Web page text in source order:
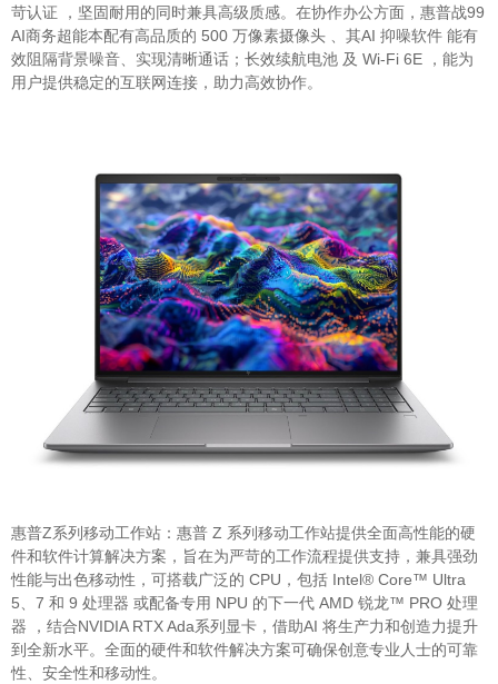
苛认证 ，坚固耐用的同时兼具高级质感。在协作办公方面，惠普战99
AI商务超能本配有高品质的 500 万像素摄像头 、其AI 抑噪软件 能有
效阻隔背景噪音、实现清晰通话；长效续航电池 及 Wi-Fi 6E ，能为
用户提供稳定的互联网连接，助力高效协作。
惠普Z系列移动工作站：惠普 Z 系列移动工作站提供全面高性能的硬
件和软件计算解决方案，旨在为严苛的工作流程提供支持，兼具强劲
性能与出色移动性，可搭载广泛的 CPU，包括 Intel® Core™ Ultra
5、7 和 9 处理器 或配备专用 NPU 的下一代 AMD 锐龙™ PRO 处理
器 ，结合NVIDIA RTX Ada系列显卡，借助AI 将生产力和创造力提升
到全新水平。全面的硬件和软件解决方案可确保创意专业人士的可靠
性、安全性和移动性。